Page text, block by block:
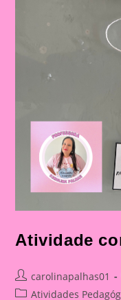
Atividade
Post
author:
carolinapalhas01
PostAtividades